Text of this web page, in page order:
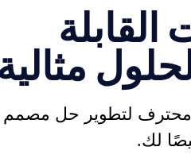
القابلة
محترف لتطوير حل مصمم
لك.